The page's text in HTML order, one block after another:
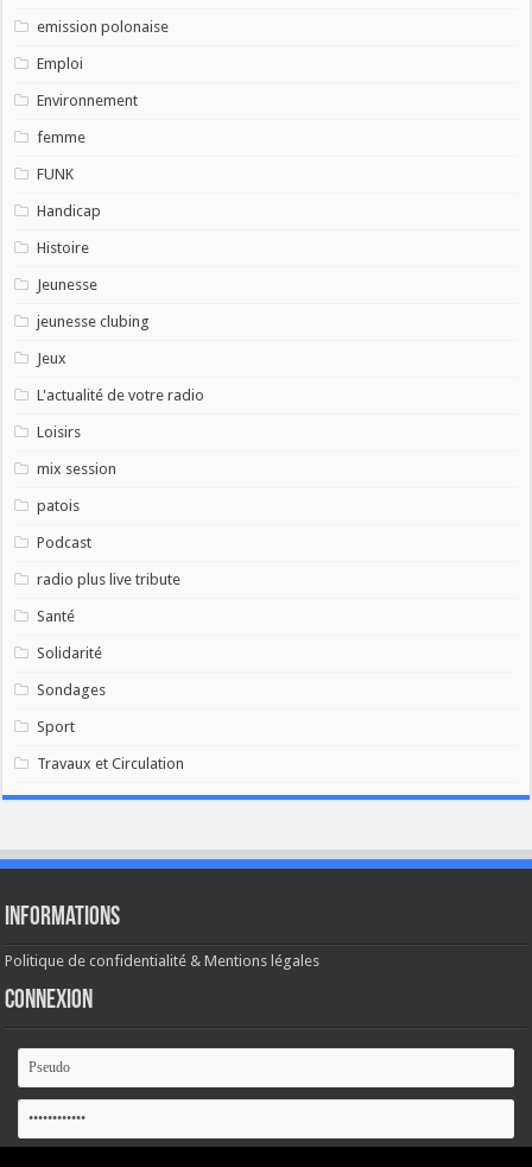
emission polonaise
Emploi
Environnement
femme
FUNK
Handicap
Histoire
Jeunesse
jeunesse clubing
Jeux
L'actualité de votre radio
Loisirs
mix session
patois
Podcast
radio plus live tribute
Santé
Solidarité
Sondages
Sport
Travaux et Circulation
Informations
Politique de confidentialité & Mentions légales
Connexion